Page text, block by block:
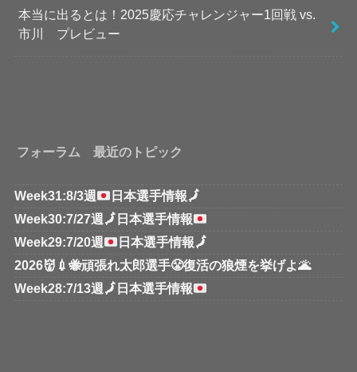
本当に出るとは！2025慶応チャレンジャー1回戦 vs.
市川 プレビュー
フォーラム 最近のトピック
Week31:8/3週 日本選手情報🗾
Week30:7/27週 🗾 日本選手情報
Week29:7/20週
日本選手情報🗾
2026👹💉🐝頑張れ太郎選手😤復活の狼煙を挙げよ🌋
Week28:7/13週 🗾 日本選手情報